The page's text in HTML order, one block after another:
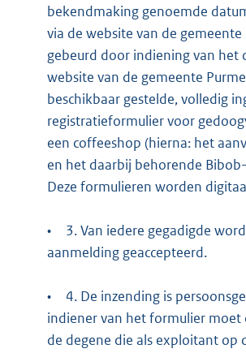
bekendmaking genoemde
via de website van de
gebeurd door indiening van het
website van de gemeente
beschikbaar gestelde, volledig
registratieformulier voor
een coffeeshop (hierna: het
en het daarbij behorende
Deze formulieren worden
•
3. Van iedere gegadigde
aanmelding geaccepteerd.
•
4. De inzending is
indiener van het formulier moet
de degene die als exploitant op